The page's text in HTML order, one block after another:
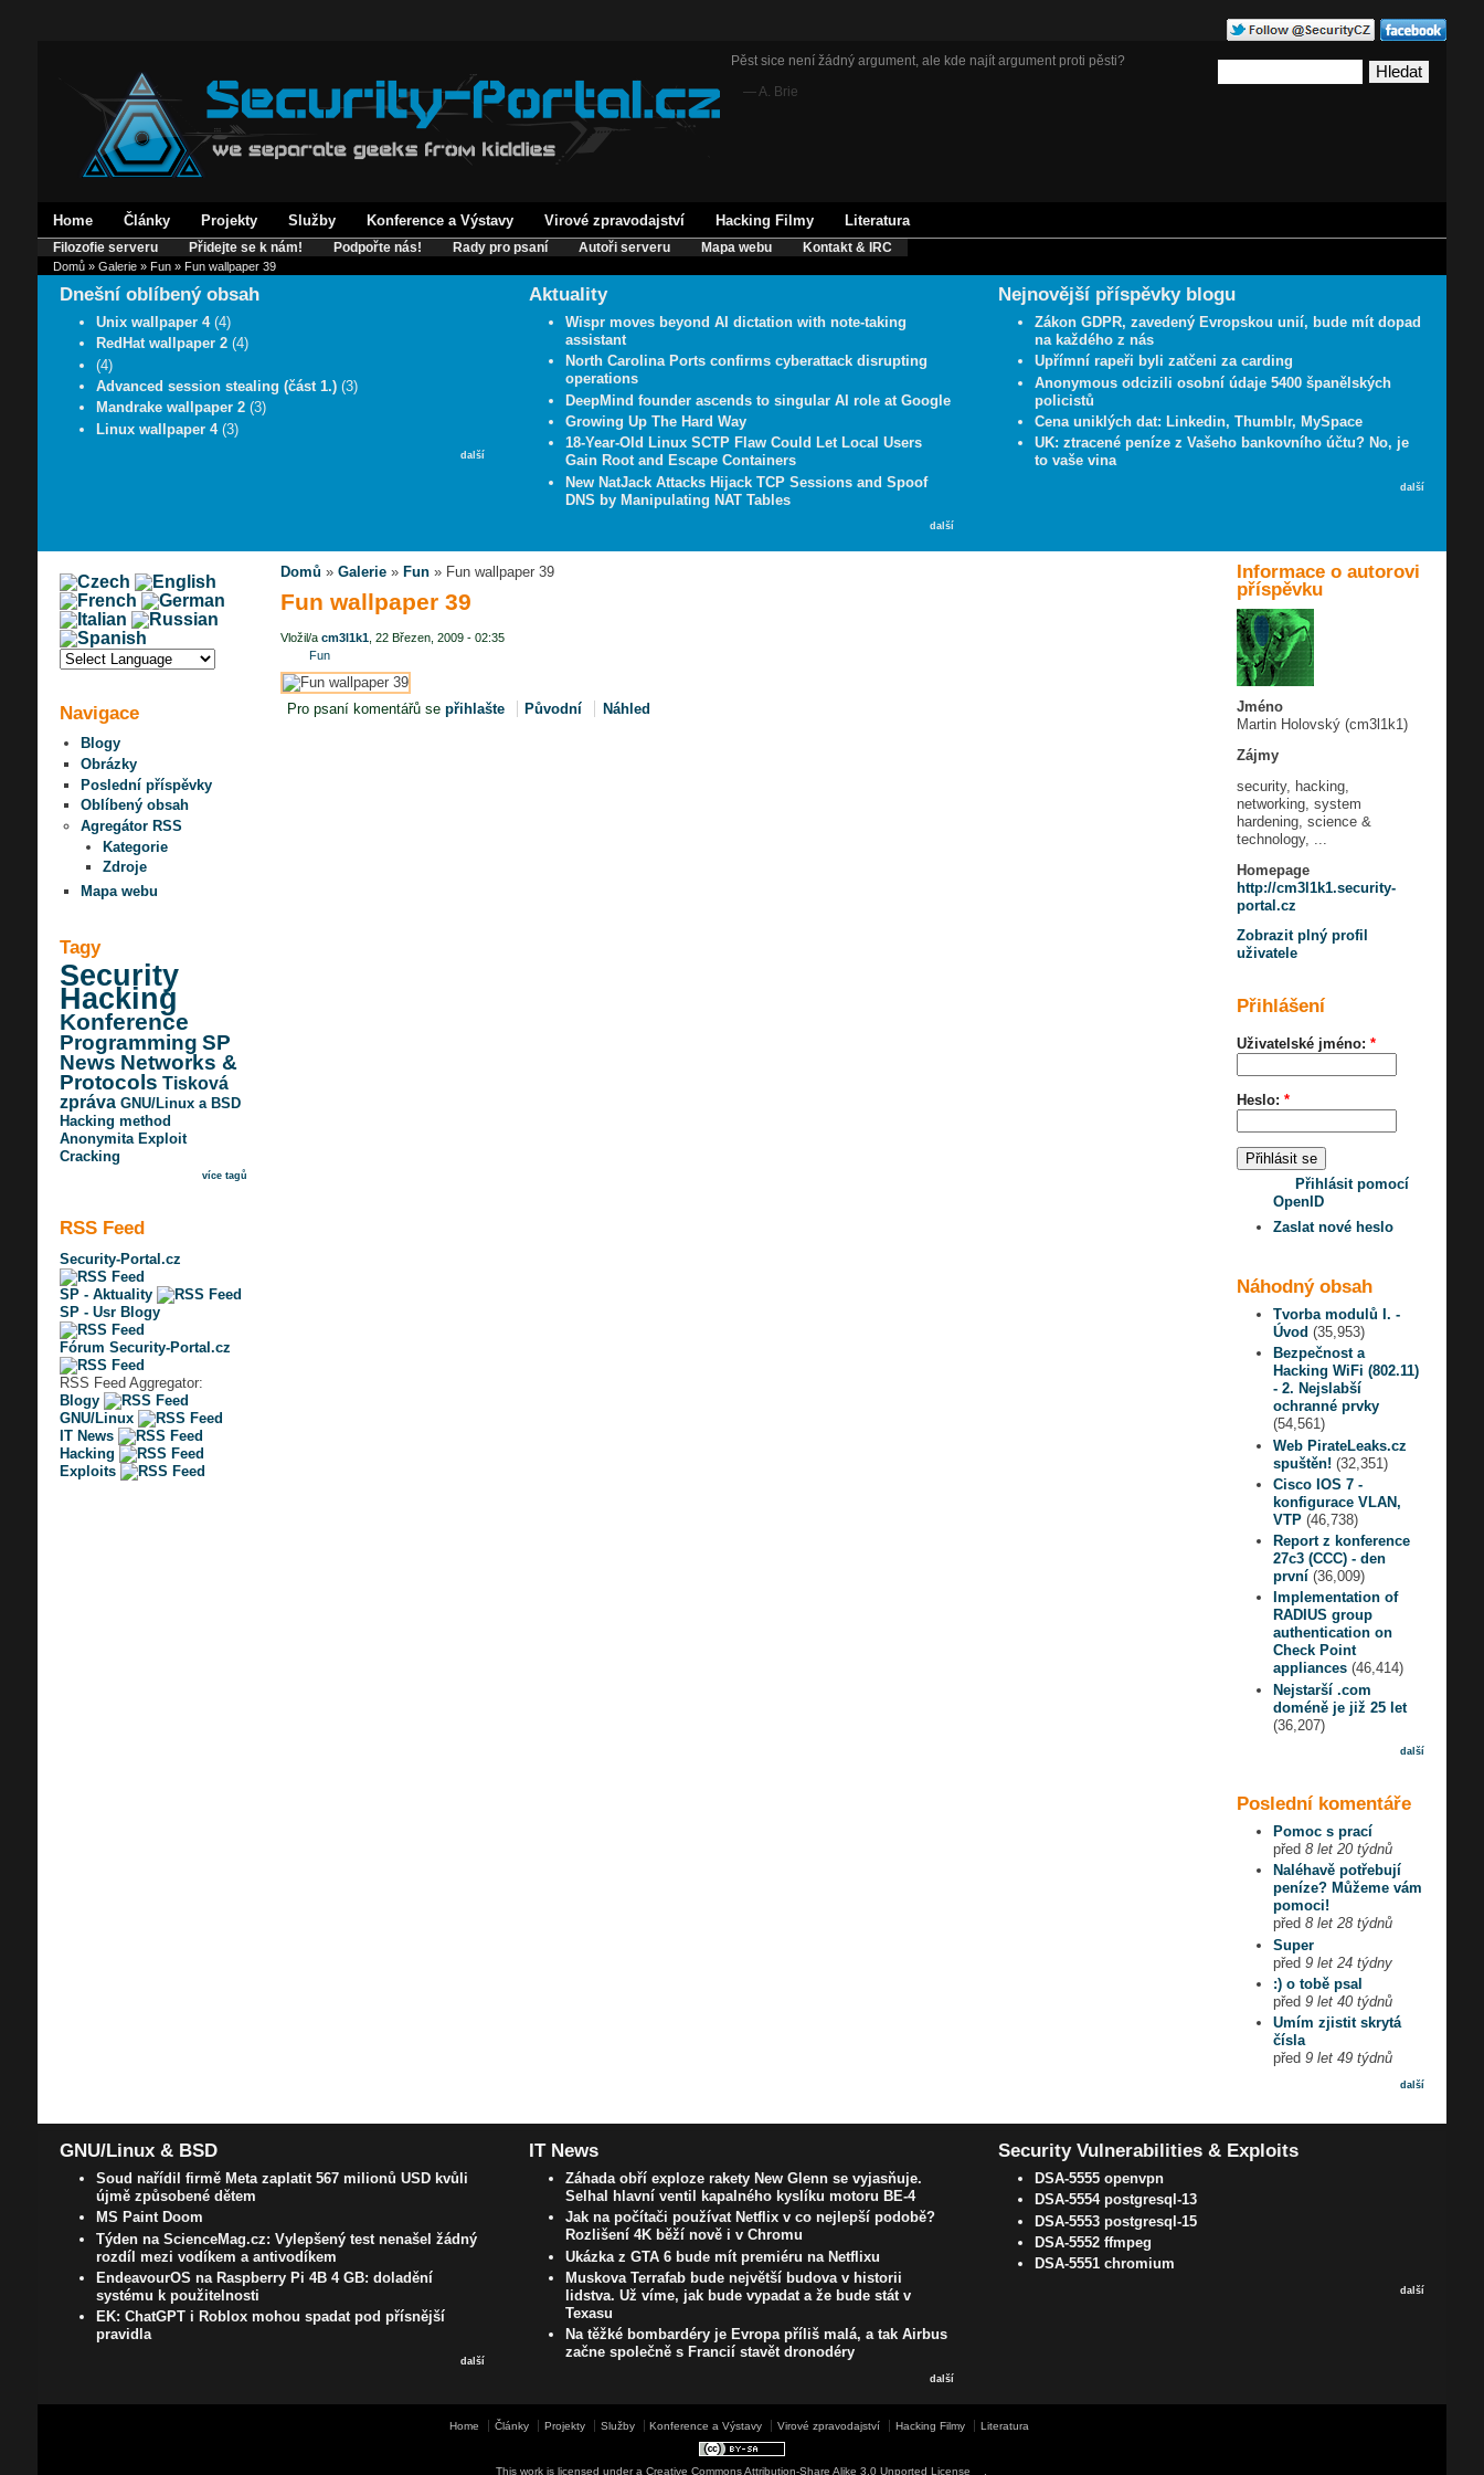
Pěst sice není žádný argument, ale kde najít argument proti pěsti?
— A. Brie
Home Články Projekty Služby Konference a Výstavy Virové zpravodajství Hacking Filmy Literatura
Filozofie serveru Přidejte se k nám! Podpořte nás! Rady pro psaní Autoři serveru Mapa webu Kontakt & IRC
Domů» Galerie» Fun» Fun wallpaper 39
Dnešní oblíbený obsah
Unix wallpaper 4 (4)
RedHat wallpaper 2 (4)
(4)
Advanced session stealing (část 1.) (3)
Mandrake wallpaper 2 (3)
Linux wallpaper 4 (3)
další
Aktuality
Wispr moves beyond AI dictation with note-taking
assistant
North Carolina Ports confirms cyberattack disrupting
operations
DeepMind founder ascends to singular AI role at Google
Growing Up The Hard Way
18-Year-Old Linux SCTP Flaw Could Let Local Users
Gain Root and Escape Containers
New NatJack Attacks Hijack TCP Sessions and Spoof
DNS by Manipulating NAT Tables
další
Nejnovější příspěvky blogu
Zákon GDPR, zavedený Evropskou unií, bude mít dopad
na každého z nás
Upřímní rapeři byli zatčeni za carding
Anonymous odcizili osobní údaje 5400 španělských
policistů
Cena uniklých dat: Linkedin, Thumblr, MySpace
UK: ztracené peníze z Vašeho bankovního účtu? No, je
to vaše vina
další
Navigace
Blogy
Obrázky
Poslední příspěvky
Oblíbený obsah
Agregátor RSS
Kategorie
Zdroje
Mapa webu
Tagy
Security
Hacking
Konference
Programming SP
News Networks &
Protocols Tisková
zpráva GNU/Linux a BSD
Hacking method
Anonymita Exploit
Cracking
více tagů
RSS Feed
Security-Portal.cz
SP - Aktuality
SP - Usr Blogy
Fórum Security-Portal.cz
RSS Feed Aggregator:
Blogy
GNU/Linux
IT News
Hacking
Exploits
Domů » Galerie» Fun» Fun wallpaper 39
Fun wallpaper 39
Vložil/a cm3l1k1, 22 Březen, 2009 - 02:35
Fun
Pro psaní komentářů sepřihlašte Původní Náhled
Informace o autorovi
příspěvku
Jméno
Martin Holovský (cm3l1k1)
Zájmy
security, hacking,
networking, system
hardening, science &
technology, ...
Homepage
http://cm3l1k1.security-
portal.cz
Zobrazit plný profil
uživatele
Přihlášení
Uživatelské jméno: *
Heslo: *
Přihlásit pomocí
OpenID
Zaslat nové heslo
Náhodný obsah
Tvorba modulů I. -
Úvod (35,953)
Bezpečnost a
Hacking WiFi (802.11)
- 2. Nejslabší
ochranné prvky
(54,561)
Web PirateLeaks.cz
spuštěn! (32,351)
Cisco IOS 7 -
konfigurace VLAN,
VTP (46,738)
Report z konference
27c3 (CCC) - den
první (36,009)
Implementation of
RADIUS group
authentication on
Check Point
appliances (46,414)
Nejstarší .com
doméně je již 25 let
(36,207)
další
Poslední komentáře
Pomoc s prací
před 8 let 20 týdnů
Naléhavě potřebují
peníze? Můžeme vám
pomoci!
před 8 let 28 týdnů
Super
před 9 let 24 týdny
:) o tobě psal
před 9 let 40 týdnů
Umím zjistit skrytá
čísla
před 9 let 49 týdnů
další
GNU/Linux & BSD
Soud nařídil firmě Meta zaplatit 567 milionů USD kvůli
újmě způsobené dětem
MS Paint Doom
Týden na ScienceMag.cz: Vylepšený test nenašel žádný
rozdíl mezi vodíkem a antivodíkem
EndeavourOS na Raspberry Pi 4B 4 GB: doladění
systému k použitelnosti
EK: ChatGPT i Roblox mohou spadat pod přísnější
pravidla
další
IT News
Záhada obří exploze rakety New Glenn se vyjasňuje.
Selhal hlavní ventil kapalného kyslíku motoru BE-4
Jak na počítači používat Netflix v co nejlepší podobě?
Rozlišení 4K běží nově i v Chromu
Ukázka z GTA 6 bude mít premiéru na Netflixu
Muskova Terrafab bude největší budova v historii
lidstva. Už víme, jak bude vypadat a že bude stát v
Texasu
Na těžké bombardéry je Evropa příliš malá, a tak Airbus
začne společně s Francií stavět dronodéry
další
Security Vulnerabilities & Exploits
DSA-5555 openvpn
DSA-5554 postgresql-13
DSA-5553 postgresql-15
DSA-5552 ffmpeg
DSA-5551 chromium
další
Home Články Projekty Služby Konference a Výstavy Virové zpravodajství Hacking Filmy Literatura
This work is licensed under aCreative Commons Attribution-Share Alike 3.0 Unported License